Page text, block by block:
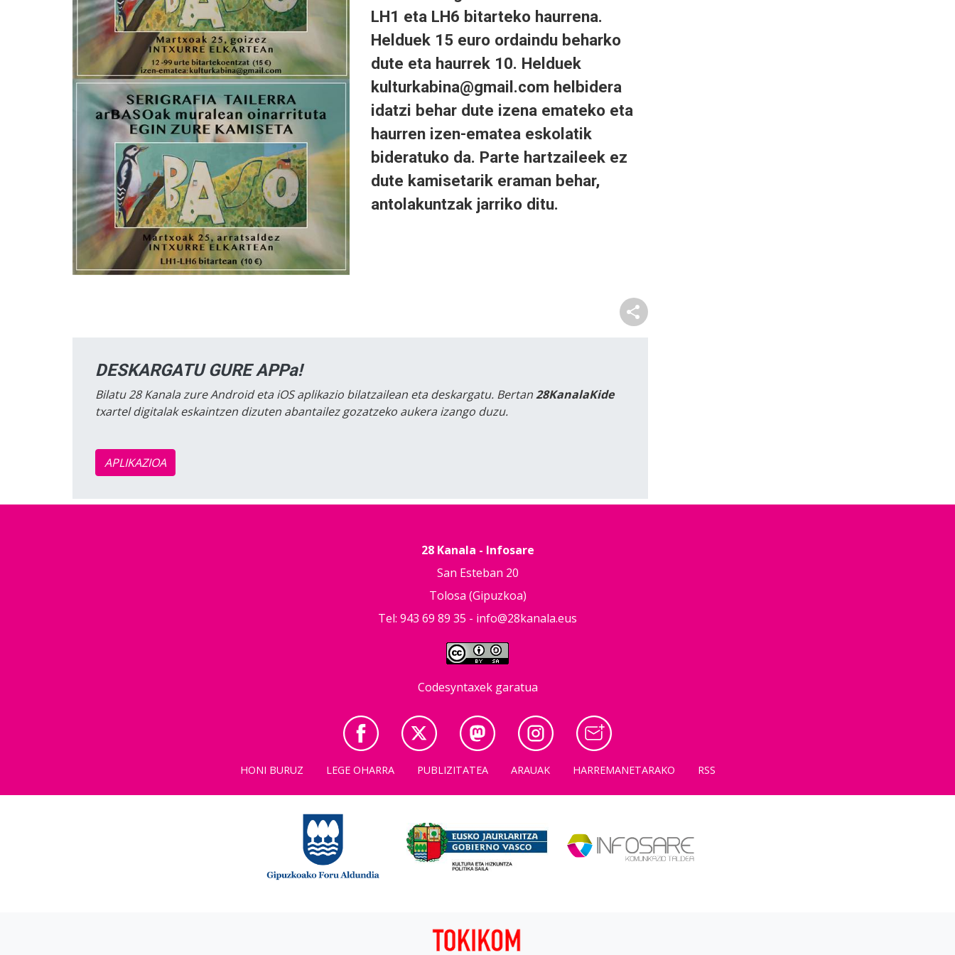
LH1 eta LH6 bitarteko haurrena.
Helduek 15 euro ordaindu beharko
dute eta haurrek 10. Helduek
kulturkabina@gmail.com helbidera
idatzi behar dute izena emateko eta
haurren izen-ematea eskolatik
bideratuko da. Parte hartzaileek ez
dute kamisetarik eraman behar,
antolakuntzak jarriko ditu.
DESKARGATU GURE APPa!
Bilatu 28 Kanala zure Android eta iOS aplikazio bilatzailean eta deskargatu. Bertan28KanalaKide
txartel digitalak eskaintzen dizuten abantailez gozatzeko aukera izango duzu.
APLIKAZIOA
28 Kanala - Infosare
San Esteban 20
Tolosa (Gipuzkoa)
Tel: 943 69 89 35 - info@28kanala.eus
Codesyntaxek garatua
HONI BURUZ LEGE OHARRA PUBLIZITATEA ARAUAK HARREMANETARAKO RSS